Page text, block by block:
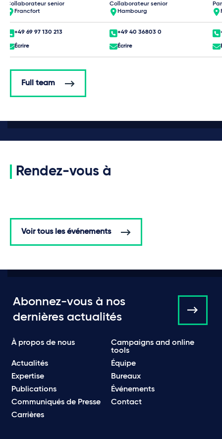
Collaborateur senior
Francfort
+49 69 97 130 213
Écrire
Collaborateur senior
Hambourg
+49 40 36803 0
Écrire
Full team
Rendez-vous à
Voir tous les événements
Abonnez-vous à nos
dernières actualités
À propos de nous
Campaigns and online
tools
Actualités
Équipe
Expertise
Bureaux
Publications
Événements
Communiqués de Presse
Contact
Carrières